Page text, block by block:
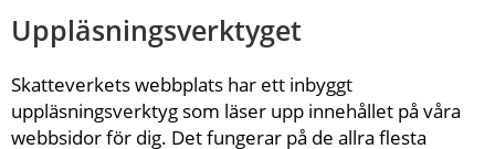
Uppläsningsverktyget
Skatteverkets webbplats har ett inbyggt
uppläsningsverktyg som läser upp innehållet på våra
webbsidor för dig. Det fungerar på de allra flesta